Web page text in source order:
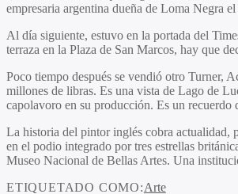
empresaria argentina dueña de Loma Negra
Al día siguiente, estuvo en la portada del
terraza en la Plaza de San Marcos, hay que
Poco tiempo después se vendió otro Turner,
millones de libras. Es una vista de Lago de
capolavoro en su producción. Es un recuerdo
La historia del pintor inglés cobra actualidad,
en el podio integrado por tres estrellas
Museo Nacional de Bellas Artes. Una
ETIQUETADO COMO:Arte